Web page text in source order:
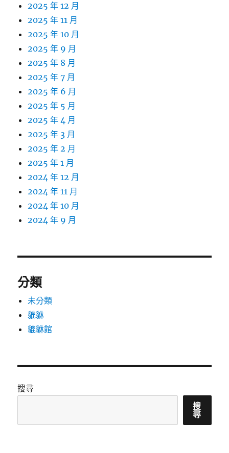
2025 年 12 月
2025 年 11 月
2025 年 10 月
2025 年 9 月
2025 年 8 月
2025 年 7 月
2025 年 6 月
2025 年 5 月
2025 年 4 月
2025 年 3 月
2025 年 2 月
2025 年 1 月
2024 年 12 月
2024 年 11 月
2024 年 10 月
2024 年 9 月
分類
未分類
貔貅
貔貅館
搜尋
搜
尋